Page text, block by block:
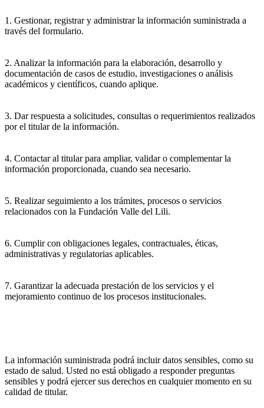
1. Gestionar, registrar y administrar la información suministrada a
través del formulario.
2. Analizar la información para la elaboración, desarrollo y
documentación de casos de estudio, investigaciones o análisis
académicos y científicos, cuando aplique.
3. Dar respuesta a solicitudes, consultas o requerimientos realizados
por el titular de la información.
4. Contactar al titular para ampliar, validar o complementar la
información proporcionada, cuando sea necesario.
5. Realizar seguimiento a los trámites, procesos o servicios
relacionados con la Fundación Valle del Lili.
6. Cumplir con obligaciones legales, contractuales, éticas,
administrativas y regulatorias aplicables.
7. Garantizar la adecuada prestación de los servicios y el
mejoramiento continuo de los procesos institucionales.
La información suministrada podrá incluir datos sensibles, como su
estado de salud. Usted no está obligado a responder preguntas
sensibles y podrá ejercer sus derechos en cualquier momento en su
calidad de titular.